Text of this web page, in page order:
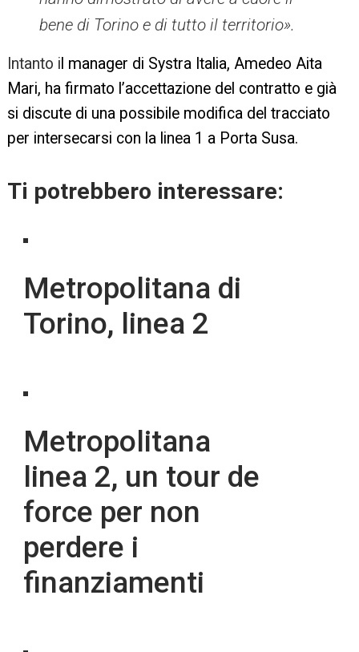
bene di Torino e di tutto il territorio».
Intanto i l manager di Systra Italia, Amedeo Aita
Mari, ha firmato l’accettazione del contratto e già
si discute di una possibile modifica deltracciato
per intersecarsi con la linea 1 a Porta Susa.
Ti potrebbero interessare:
Metropolitana di
Torino, linea 2
Metropolitana
linea 2, un tour de
force per non
perdere i
finanziamenti